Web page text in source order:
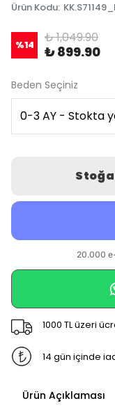
Ürün Kodu:
%14 ₺ 1,049.90
₺ 899.90
Beden Seçiniz
1000 TL üzeri
14 gün içinde
Ürün Açıklaması